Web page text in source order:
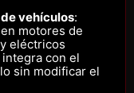
vehículos:
motores de
eléctricos
integra con el
sin modificar el